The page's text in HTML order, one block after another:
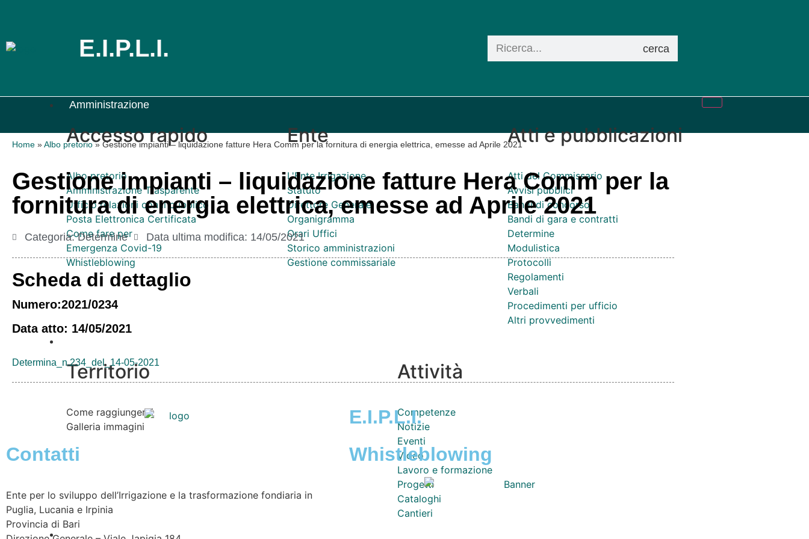
E.I.P.L.I. cerca
Amministrazione
Accesso rapido
Albo pretorio
Amministrazione Trasparente
Ufficio relazioni con il pubblico
Posta Elettronica Certificata
Come fare per
Emergenza Covid-19
Whistleblowing
Ente
L'Ente Irrigazione
Statuto
Direttore Generale
Organigramma
Orari Uffici
Storico amministrazioni
Gestione commissariale
Atti e pubblicazioni
Atti del Commissario
Avvisi pubblici
Bandi di concorso
Bandi di gara e contratti
Determine
Modulistica
Protocolli
Regolamenti
Verbali
Procedimenti per ufficio
Altri provvedimenti
Territorio
Come raggiungerci
Galleria immagini
Attività
Competenze
Notizie
Eventi
Video
Lavoro e formazione
Progetti
Cataloghi
Cantieri
Informazioni
Home » Albo pretorio» Gestione impianti – liquidazione fatture Hera Comm per la fornitura di energia elettrica, emesse ad Aprile 2021
Gestione impianti – liquidazione fatture Hera Comm per la
fornitura di energia elettrica, emesse ad Aprile 2021
Categoria:Determine Data ultima modifica: 14/05/2021
Scheda di dettaglio
Numero:2021/0234
Data atto: 14/05/2021
Determina_n.234_del_14-05-2021
E.I.P.L.I.
Contatti
Ente per lo sviluppo dell’Irrigazione e la trasformazione fondiaria in
Puglia, Lucania e Irpinia
Provincia di Bari
Whistleblowing